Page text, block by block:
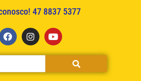
47 8837 5377